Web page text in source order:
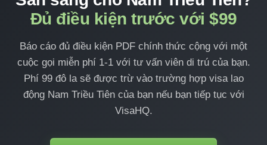
Đủ điều kiện trước với $99
Báo cáo đủ điều kiện PDF chính thức cộng với một
cuộc gọi miễn phí 1-1 với tư vấn viên di trú của bạn.
Phí 99 đô la sẽ được trừ vào trường hợp visa lao
động Nam Triều Tiên của bạn nếu bạn tiếp tục với
VisaHQ.